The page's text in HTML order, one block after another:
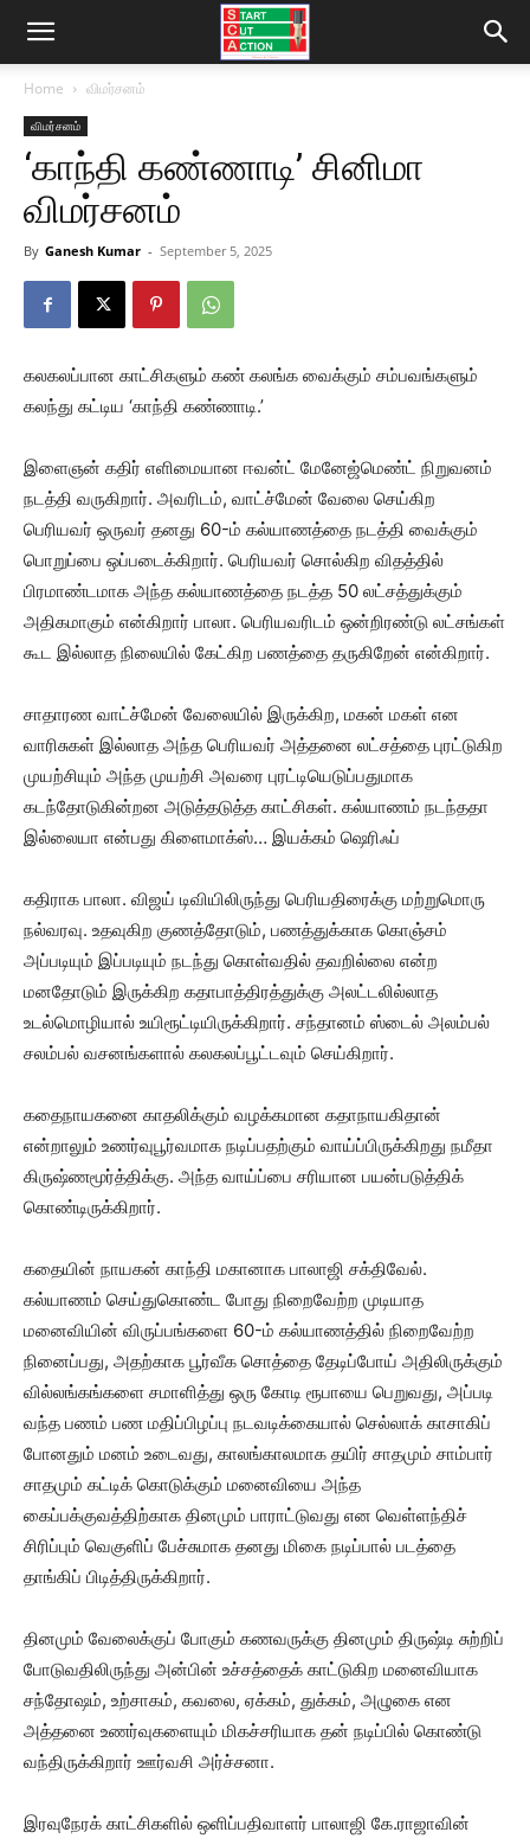
Home விமர்சனம்
விமர்சனம்
‘காந்தி கண்ணாடி’ சினிமா
விமர்சனம்
By Ganesh Kumar - September 5, 2025
கலகலப்பான காட்சிகளும் கண் கலங்க வைக்கும் சம்பவங்களும்
கலந்து கட்டிய ‘காந்தி கண்ணாடி.’
இளைஞன் கதிர் எளிமையான ஈவன்ட் மேனேஜ்மெண்ட் நிறுவனம்
நடத்தி வருகிறார். அவரிடம், வாட்ச்மேன் வேலை செய்கிற
பெரியவர் ஒருவர் தனது 60-ம் கல்யாணத்தை நடத்தி வைக்கும்
பொறுப்பை ஒப்படைக்கிறார். பெரியவர் சொல்கிற விதத்தில்
பிரமாண்டமாக அந்த கல்யாணத்தை நடத்த 50 லட்சத்துக்கும்
அதிகமாகும் என்கிறார் பாலா. பெரியவரிடம் ஒன்றிரண்டு லட்சங்கள்
கூட இல்லாத நிலையில் கேட்கிற பணத்தை தருகிறேன் என்கிறார்.
சாதாரண வாட்ச்மேன் வேலையில் இருக்கிற, மகன் மகள் என
வாரிசுகள் இல்லாத அந்த பெரியவர் அத்தனை லட்சத்தை புரட்டுகிற
முயற்சியும் அந்த முயற்சி அவரை புரட்டியெடுப்பதுமாக
கடந்தோடுகின்றன அடுத்தடுத்த காட்சிகள். கல்யாணம் நடந்ததா
இல்லையா என்பது கிளைமாக்ஸ்… இயக்கம் ஷெரிஃப்
கதிராக பாலா. விஜய் டிவியிலிருந்து பெரியதிரைக்கு மற்றுமொரு
நல்வரவு. உதவுகிற குணத்தோடும், பணத்துக்காக கொஞ்சம்
அப்படியும் இப்படியும் நடந்து கொள்வதில் தவறில்லை என்ற
மனதோடும் இருக்கிற கதாபாத்திரத்துக்கு அலட்டலில்லாத
உடல்மொழியால் உயிரூட்டியிருக்கிறார். சந்தானம் ஸ்டைல் அலம்பல்
சலம்பல் வசனங்களால் கலகலப்பூட்டவும் செய்கிறார்.
கதைநாயகனை காதலிக்கும் வழக்கமான கதாநாயகிதான்
என்றாலும் உணர்வுபூர்வமாக நடிப்பதற்கும் வாய்ப்பிருக்கிறது நமீதா
கிருஷ்ணமூர்த்திக்கு. அந்த வாய்ப்பை சரியான பயன்படுத்திக்
கொண்டிருக்கிறார்.
கதையின் நாயகன் காந்தி மகானாக பாலாஜி சக்திவேல்.
கல்யாணம் செய்துகொண்ட போது நிறைவேற்ற முடியாத
மனைவியின் விருப்பங்களை 60-ம் கல்யாணத்தில் நிறைவேற்ற
நினைப்பது, அதற்காக பூர்வீக சொத்தை தேடிப்போய் அதிலிருக்கும்
வில்லங்கங்களை சமாளித்து ஒரு கோடி ரூபாயை பெறுவது, அப்படி
வந்த பணம் பண மதிப்பிழப்பு நடவடிக்கையால் செல்லாக் காசாகிப்
போனதும் மனம் உடைவது, காலங்காலமாக தயிர் சாதமும் சாம்பார்
சாதமும் கட்டிக் கொடுக்கும் மனைவியை அந்த
கைப்பக்குவத்திற்காக தினமும் பாராட்டுவது என வெள்ளந்திச்
சிரிப்பும் வெகுளிப் பேச்சுமாக தனது மிகை நடிப்பால் படத்தை
தாங்கிப் பிடித்திருக்கிறார்.
தினமும் வேலைக்குப் போகும் கணவருக்கு தினமும் திருஷ்டி சுற்றிப்
போடுவதிலிருந்து அன்பின் உச்சத்தைக் காட்டுகிற மனைவியாக
சந்தோஷம், உற்சாகம், கவலை, ஏக்கம், துக்கம், அழுகை என
அத்தனை உணர்வுகளையும் மிகச்சரியாக தன் நடிப்பில் கொண்டு
வந்திருக்கிறார் ஊர்வசி அர்ச்சனா.
இரவுநேரக் காட்சிகளில் ஒளிப்பதிவாளர் பாலாஜி கே.ராஜாவின்